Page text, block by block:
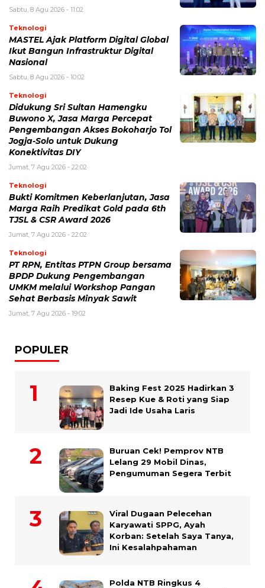
Sabtu, 8 Agu 2026 - 11:02
Teknologi
MASTEL Ajak Platform Digital Global
Ikut Bangun Infrastruktur Digital
Nasional
Sabtu, 8 Agu 2026 - 10:02
Teknologi
Didukung Sri Sultan Hamengku
Buwono X, Jasa Marga Percepat
Pengembangan Akses Bokoharjo Tol
Jogja-Solo untuk Dukung
Konektivitas DIY
Jumat, 7 Agu 2026 - 22:02
Teknologi
Bukti Komitmen Keberlanjutan, Jasa
Marga Raih Predikat Gold pada 6th
TJSL & CSR Award 2026
Jumat, 7 Agu 2026 - 22:02
Teknologi
PT RPN, Entitas PTPN Group bersama
BPDP Dukung Pengembangan
UMKM melalui Workshop Pangan
Sehat Berbasis Minyak Sawit
Jumat, 7 Agu 2026 - 19:02
POPULER
Baking Fest 2025 Hadirkan 3
Resep Kue & Roti yang Siap
Jadi Ide Usaha Laris
Buruan Cek! Pemprov NTB
Lelang 29 Mobil Dinas,
Pengumuman Segera Terbit
Viral Dugaan Pelecehan
Karyawati SPPG, Ayah
Korban: Setelah Saya Tanya,
Ini Kesalahpahaman
Polda NTB Ringkus 4